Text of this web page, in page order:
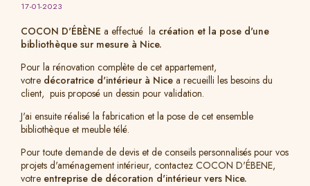
17-01-2023
COCON D'ÉBÈNE a effectué la création et la pose d'une
bibliothèque sur mesure à Nice.
Pour la rénovation complète de cet appartement,
votre décoratrice d'intérieur à Nice a recueilli les besoins du
client, puis proposé un dessin pour validation.
J'ai ensuite réalisé la fabrication et la pose de cet ensemble
bibliothèque et meuble télé.
Pour toute demande de devis et de conseils personnalisés pour vos
projets d'aménagement intérieur, contactez COCON D'ÉBENE,
votre entreprise de décoration d'intérieur vers Nice.